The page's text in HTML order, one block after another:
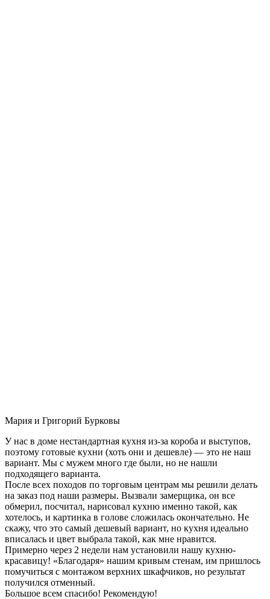
Мария и Григорий Бурковы
У нас в доме нестандартная кухня из-за короба и выступов,
поэтому готовые кухни (хоть они и дешевле) — это не наш
вариант. Мы с мужем много где были, но не нашли
подходящего варианта.
После всех походов по торговым центрам мы решили делать
на заказ под наши размеры. Вызвали замерщика, он все
обмерил, посчитал, нарисовал кухню именно такой, как
хотелось, и картинка в голове сложилась окончательно. Не
скажу, что это самый дешевый вариант, но кухня идеально
вписалась и цвет выбрала такой, как мне нравится.
Примерно через 2 недели нам установили нашу кухню-
красавицу! «Благодаря» нашим кривым стенам, им пришлось
помучиться с монтажом верхних шкафчиков, но результат
получился отменный.
Большое всем спасибо! Рекомендую!